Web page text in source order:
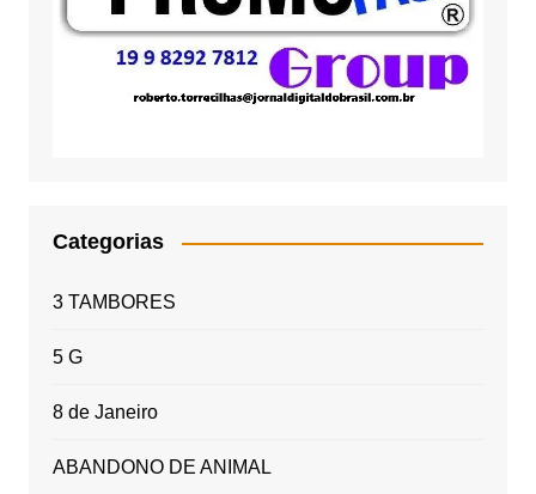
Categorias
3 TAMBORES
5 G
8 de Janeiro
ABANDONO DE ANIMAL